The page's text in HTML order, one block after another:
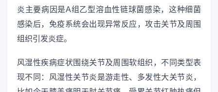
炎主要病因是A组乙型溶血性链球菌感染，这种细菌
感染后，免疫系统会出现异常反应，攻击关节及周围
组织引发炎症。
风湿性疾病症状围绕关节及周围软组织，不同类型表
现不同：风湿性关节炎是游走性、多发性大关节炎，